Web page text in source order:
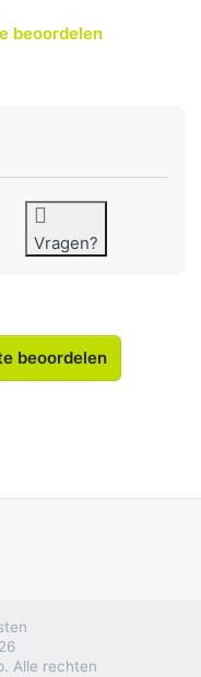
beoordelen
Vragen?
beoordelen
Alle rechten